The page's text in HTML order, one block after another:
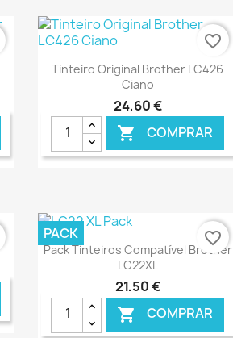
Ver+
Tinteiro Original Brother LC426
Ciano
24,60 €
 COMPRAR
favorite_border
Ver+
Pack Tinteiros Compatível Brother
LC22XL
21,50 €
 COMPRAR
PACK
favorite_border